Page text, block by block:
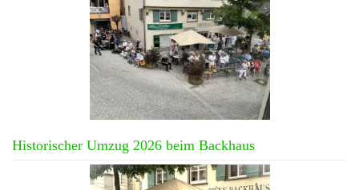
Historischer Umzug 2026 beim Backhaus